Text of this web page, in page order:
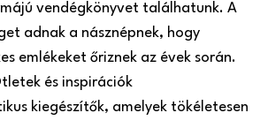
vendégkönyvet találhatunk. A
adnak a násznépnek, hogy
emlékeket őriznek az évek során.
és inspirációk
kiegészítők, amelyek tökéletesen